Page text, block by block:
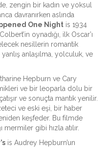
zengin bir kadın ve yoksul
davranırken aslında
One Night is 1934
oynadığı, ilk Oscar’ı
nesillerin romantik
anlaşılma, yolculuk, ve
Hepburn ve Cary
ve bir leoparla dolu bir
ve sonuçta mantık yenilir.
ve eski eşi, bir haber
keşfeder. Bu filmde
gibi hızla atılır.
is Audrey Hepburn’un